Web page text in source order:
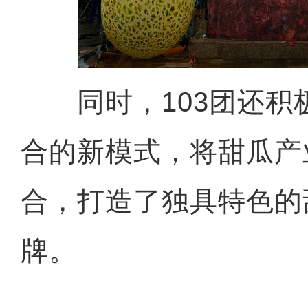
同时，103团还积
合的新模式，将甜瓜
合，打造了独具特色
牌。